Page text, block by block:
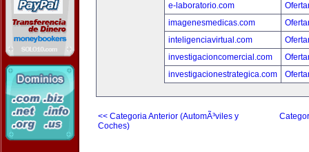
e-laboratorio.com
imagenesmedicas.com
inteligenciavirtual.com
investigacioncomercial.com
investigacionestrategica.com
<< Categoria Anterior (AutomÃ³viles y
Coches)